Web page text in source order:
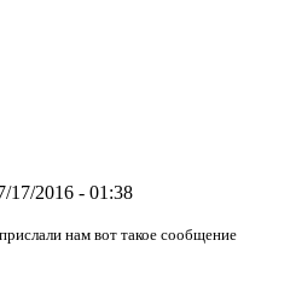
17/2016 - 01:38
нам вот такое сообщение